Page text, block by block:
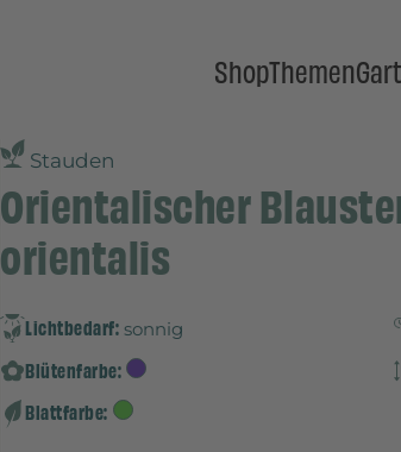
ShopThemen
Stauden
Orientalischer
orientalis
Lichtbedarf: sonnig
Blütenfarbe:
Blattfarbe: